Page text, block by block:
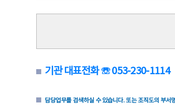
기관 대표전화 ☏ 053-230-1114
담당업무를 검색하실 수 있습니다. 또는 조직도의 부